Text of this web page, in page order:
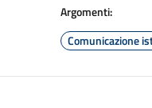
Argomenti:
Comunicazione